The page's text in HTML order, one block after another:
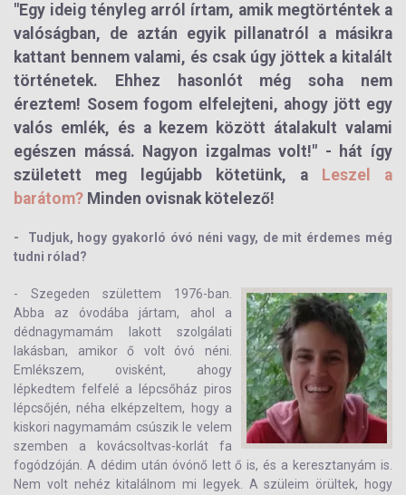
"Egy ideig tényleg arról írtam, amik megtörténtek a
valóságban, de aztán egyik pillanatról a másikra
kattant bennem valami, és csak úgy jöttek a kitalált
történetek. Ehhez hasonlót még soha nem
éreztem! Sosem fogom elfelejteni, ahogy jött egy
valós emlék, és a kezem között átalakult valami
egészen mássá. Nagyon izgalmas volt!" - hát így
született meg legújabb kötetünk, a Leszel a
barátom? Minden ovisnak kötelező!
- Tudjuk, hogy gyakorló óvó néni vagy, de mit érdemes még
tudni rólad?
- Szegeden születtem 1976-ban.
Abba az óvodába jártam, ahol a
dédnagymamám lakott szolgálati
lakásban, amikor ő volt óvó néni.
Emlékszem, ovisként, ahogy
lépkedtem felfelé a lépcsőház piros
lépcsőjén, néha elképzeltem, hogy a
kiskori nagymamám csúszik le velem
szemben a kovácsoltvas-korlát fa
fogódzóján. A dédim után óvónő lett ő is, és a keresztanyám is.
Nem volt nehéz kitalálnom mi legyek. A szüleim örültek, hogy